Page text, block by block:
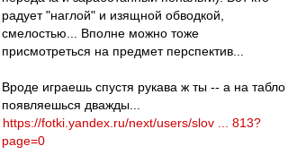
радует "наглой" и изящной обводкой,
смелостью... Вполне можно тоже
присмотреться на предмет перспектив...
Вроде играешь спустя рукава ж ты -- а на табло
появляешься дважды...
https://fotki.yandex.ru/next/users/slov ... 813?
page=0